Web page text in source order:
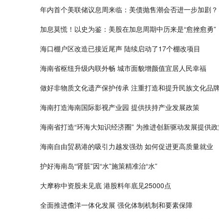
年内首个美联储议息周来临：美债抛售潮会否进一步加剧？
加息莫慌！以史为鉴：美股在加息周期中历来是“愈挫愈勇”
海口棚户区改造已接近尾声 陆续启动了17个棚改项目
海南省枢纽升级内联外畅 城市面貌增颜值宜居人民幸福
做好非物质文化遗产保护传承 注重打造和提升民族文化品
海南打造海南国际影视产业园 提供扶持产业发展政策
海南省打造“环海大知识经济圈” 为推进创新驱动发展提供
海南自由贸易港的吸引力越发强劲 如何促进更高质量就业
护好海南岛“肾脏”因“水”施策精准治“水”
大摩称中资股未见底 港股料年底见25000点
全面推进儋洋一体化发展 强化体制机制和要素保障